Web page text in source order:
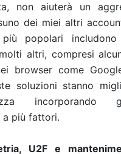
non aiuterà un
dei miei altri
popolari includono
altri, compresi
browser come
soluzioni stanno
incorporando
a più fattori.
U2F e